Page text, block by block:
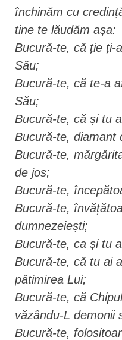
închinăm cu
tine te lăudăm așa:
Bucură-te, că ție ți-
Său;
Bucură-te, că te-a
Său;
Bucură-te, că și tu
Bucură-te, diamant
Bucură-te,
de jos;
Bucură-te,
Bucură-te,
dumnezeiești;
Bucură-te, ca și tu
Bucură-te, că tu ai
pătimirea Lui;
Bucură-te, că
văzându-L demonii
Bucură-te,